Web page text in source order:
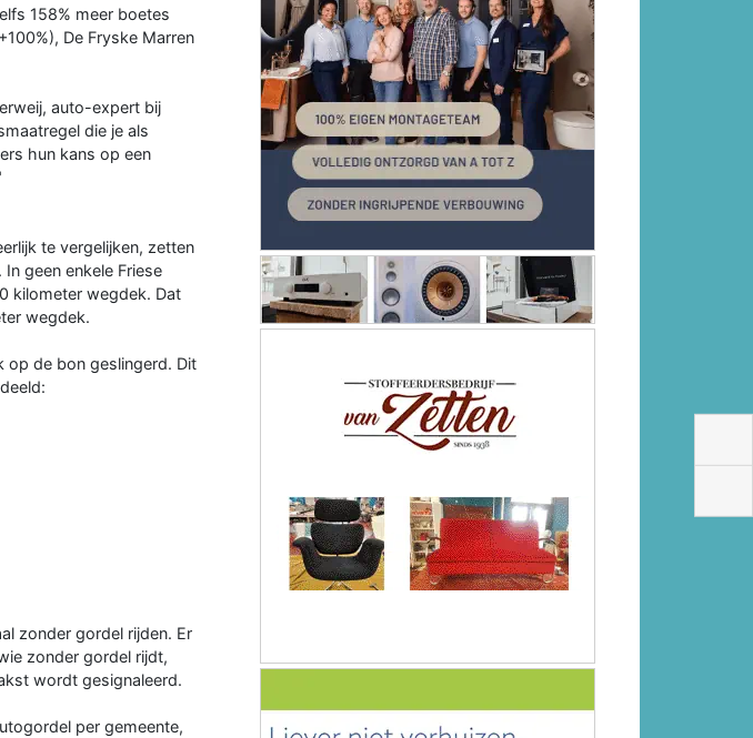
158% meer boetes
De Fryske Marren
auto-expert bij
die je als
hun kans op een
te vergelijken, zetten
geen enkele Friese
kilometer wegdek. Dat
wegdek.
op de bon geslingerd. Dit
zonder gordel rijden. Er
zonder gordel rijdt,
wordt gesignaleerd.
per gemeente,